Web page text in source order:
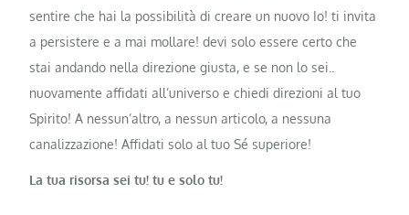
sentire che hai la possibilità di creare un nuovo Io! ti invita
a persistere e a mai mollare! devi solo essere certo che
stai andando nella direzione giusta, e se non lo sei..
nuovamente affidati all’universo e chiedi direzioni al tuo
Spirito! A nessun’altro, a nessun articolo, a nessuna
canalizzazione! Affidati solo al tuo Sé superiore!
La tua risorsa sei tu! tu e solo tu!